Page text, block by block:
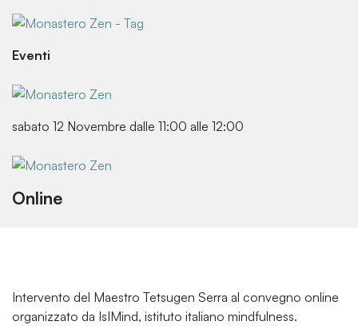
Eventi
sabato 12 Novembre dalle 11:00 alle 12:00
Online
Intervento del Maestro Tetsugen Serra al convegno online
organizzato da IsIMind, istituto italiano mindfulness.